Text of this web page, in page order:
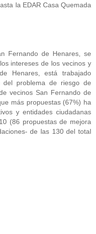
la EDAR Casa Quemada
Fernando de Henares, se
intereses de los vecinos y
Henares, está trabajado
del problema de riesgo de
vecinos San Fernando de
más propuestas (67%) ha
y entidades ciudadanas
(86 propuestas de mejora
de las 130 del total